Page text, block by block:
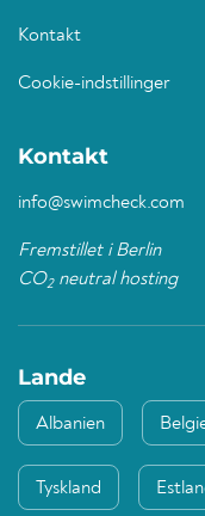
Kontakt
Cookie-indstillinger
Kontakt
info@swimcheck.com
Fremstillet i Berlin
CO2neutral hosting
Lande
Albanien
Tyskland